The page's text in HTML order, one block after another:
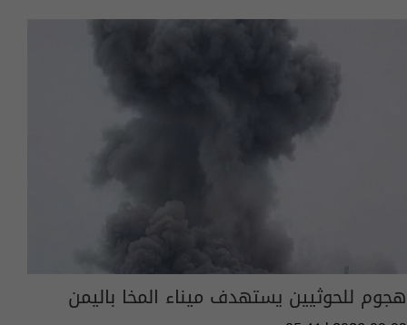
هجوم للحوثيين يستهدف ميناء المخا باليمن